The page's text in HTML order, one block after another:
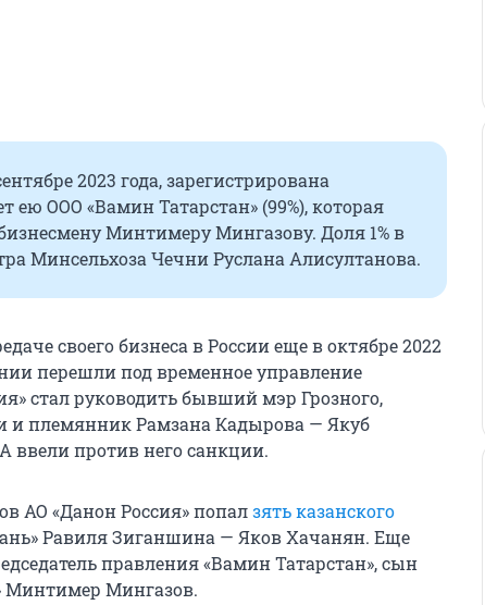
2023 года, зарегистрирована
ею ООО «Вамин Татарстан» (99%), которая
Минтимеру Мингазову. Доля 1% в
Минсельхоза Чечни Руслана Алисултанова.
своего бизнеса в России еще в октябре 2022
перешли под временное управление
стал руководить бывший мэр Грозного,
и племянник Рамзана Кадырова — Якуб
ввели против него санкции.
АО «Данон Россия» попалзять казанского
Равиля Зиганшина — Яков Хачанян. Еще
правления «Вамин Татарстан», сын
Минтимер Мингазов.